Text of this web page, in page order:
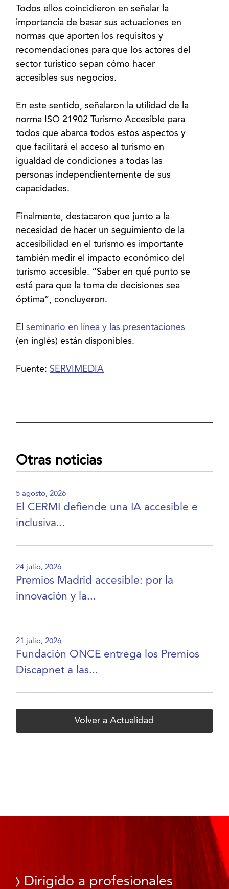
Todos ellos coincidieron en señalar la
importancia de basar sus actuaciones en
normas que aporten los requisitos y
recomendaciones para que los actores del
sector turístico sepan cómo hacer
accesibles sus negocios.
En este sentido, señalaron la utilidad de la
norma ISO 21902 Turismo Accesible para
todos que abarca todos estos aspectos y
que facilitará el acceso al turismo en
igualdad de condiciones a todas las
personas independientemente de sus
capacidades.
Finalmente, destacaron que junto a la
necesidad de hacer un seguimiento de la
accesibilidad en el turismo es importante
también medir el impacto económico del
turismo accesible. “Saber en qué punto se
está para que la toma de decisiones sea
óptima”, concluyeron.
Elseminario en línea y las presentaciones
(en inglés) están disponibles.
Fuente: SERVIMEDIA
Otras noticias
5 agosto, 2026
El CERMI defiende una IA accesible e
inclusiva...
24 julio, 2026
Premios Madrid accesible: por la
innovación y la...
21 julio, 2026
Fundación ONCE entrega los Premios
Discapnet a las...
Volver a Actualidad
Dirigido a profesionales